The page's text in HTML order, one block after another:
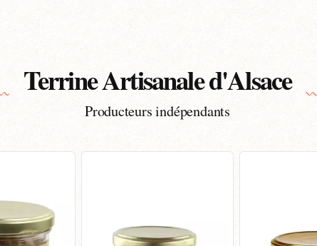
Terrine Artisanale d'Alsace
Producteurs indépendants